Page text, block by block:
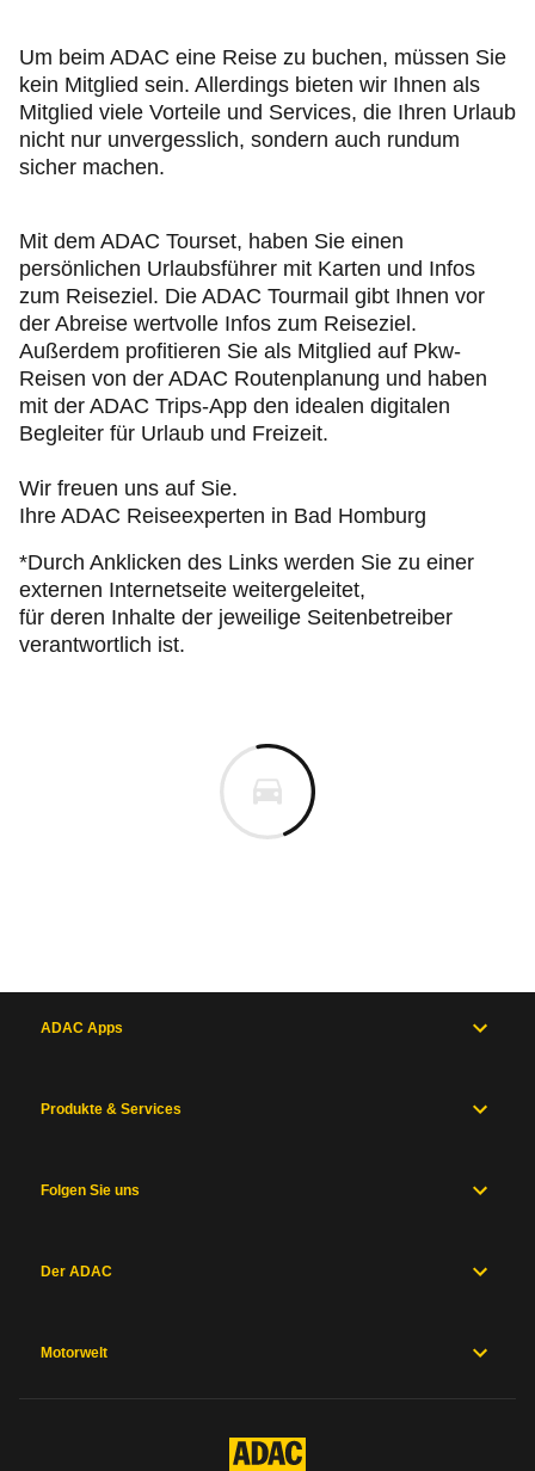
Um beim ADAC eine Reise zu buchen, müssen Sie
kein Mitglied sein. Allerdings bieten wir Ihnen als
Mitglied viele Vorteile und Services, die Ihren Urlaub
nicht nur unvergesslich, sondern auch rundum
sicher machen.
Mit dem ADAC Tourset, haben Sie einen
persönlichen Urlaubsführer mit Karten und Infos
zum Reiseziel. Die ADAC Tourmail gibt Ihnen vor
der Abreise wertvolle Infos zum Reiseziel.
Außerdem profitieren Sie als Mitglied auf Pkw-
Reisen von der ADAC Routenplanung und haben
mit der ADAC Trips-App den idealen digitalen
Begleiter für Urlaub und Freizeit.
Wir freuen uns auf Sie.
Ihre ADAC Reiseexperten in Bad Homburg
*Durch Anklicken des Links werden Sie zu einer
externen Internetseite weitergeleitet,
für deren Inhalte der jeweilige Seitenbetreiber
verantwortlich ist.
ADAC Apps
Produkte & Services
Folgen Sie uns
Der ADAC
Motorwelt